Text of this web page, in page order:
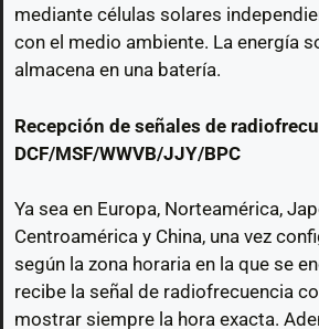
mediante células solares
con el medio ambiente. La energía
almacena en una batería.
Recepción de señales de
DCF/MSF/WWVB/JJY/BPC
Ya sea en Europa, Norteamérica,
Centroamérica y China, una vez
según la zona horaria en la que se
recibe la señal de radiofrecuencia
mostrar siempre la hora exacta.